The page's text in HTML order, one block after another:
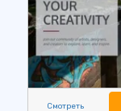
Смотреть